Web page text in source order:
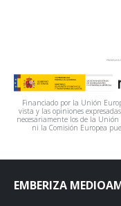
Financiado por la Unión
vista y las opiniones
necesariamente los de la
ni la Comisión Europea
EMBERIZA